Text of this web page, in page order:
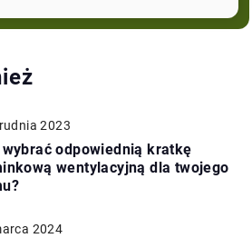
2023
odpowiednią kratkę
wentylacyjną dla twojego
2024